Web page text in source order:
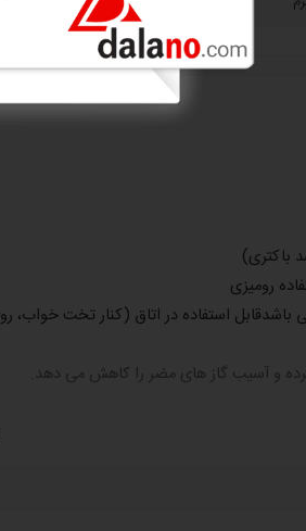
باکتری)
رومیزی
استفاده در اتاق (کنار تخت خواب،
کرده و آسیب گاز های مضر را کاهش می دهد.